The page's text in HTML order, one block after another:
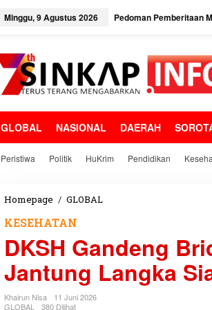
Minggu, 9 Agustus 2026 Pedoman Pemberitaan
GLOBAL NASIONAL DAERAH
Peristiwa Politik HuKrim Pendidikan
Homepage / GLOBAL
G
a
n
KESEHATAN
DKSH Gandeng
Jantung Langka
Khairun Nisa
11 Juni 2026
GLOBAL
380 Dilihat